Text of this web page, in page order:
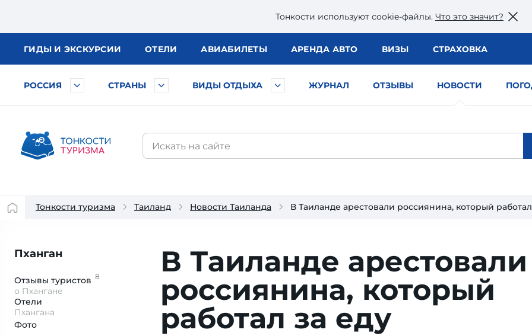
Тонкости используют сookie-файлы. Что это значит?
ГИДЫ И ЭКСКУРСИИ ОТЕЛИ АВИАБИЛЕТЫ АРЕНДА АВТО ВИЗЫ СТРАХОВКА
РОССИЯ СТРАНЫ ВИДЫ ОТДЫХА ЖУРНАЛ ОТЗЫВЫ НОВОСТИ
Тонкости туризма Таиланд Новости Таиланда В Таиланде арестовали россиянина, который
Пханган
Отзывы туристов 8
о Пхангане
Отели
Пхангана
Фото
В Таиланде арестовали
россия­нина, кото­рый
рабо­тал за еду